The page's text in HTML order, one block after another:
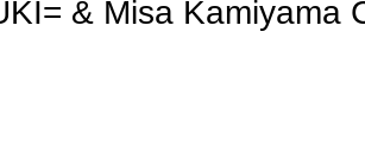
& Misa Kamiyama